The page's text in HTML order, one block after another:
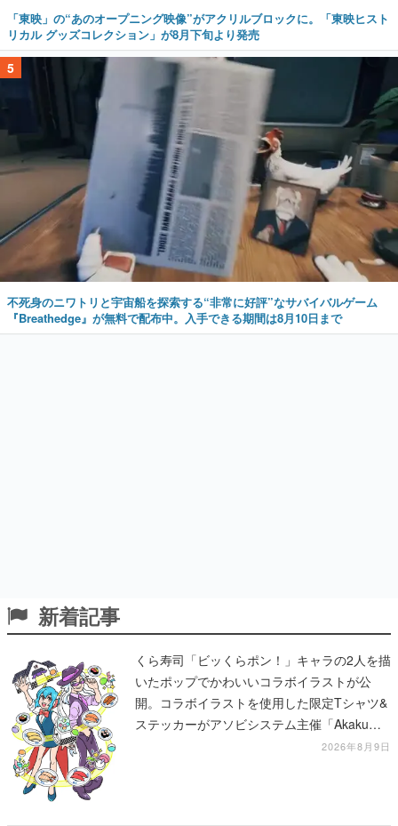
「東映」の“あのオープニング映像”がアクリルブロックに。「東映ヒスト
リカル グッズコレクション」が8月下旬より発売
5
不死身のニワトリと宇宙船を探索する“非常に好評”なサバイバルゲーム
『Breathedge』が無料で配布中。入手できる期間は8月10日まで
新着記事
くら寿司「ビッくらポン！」キャラの2人を描
いたポップでかわいいコラボイラストが公
開。コラボイラストを使用した限定Tシャツ&
ステッカーがアソビシステム主催「Akaku
2026年8月9日